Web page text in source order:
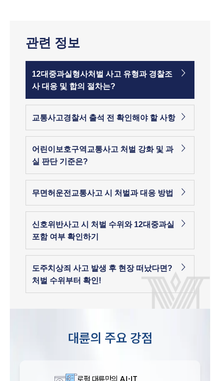
관련 정보
12대중과실형사처벌 사고 유형과 경찰조
사 대응 및 합의 절차는?
교통사고경찰서 출석 전 확인해야 할 사항
어린이보호구역교통사고 처벌 강화 및 과
실 판단 기준은?
무면허운전교통사고 시 처벌과 대응 방법
신호위반사고 시 처벌 수위와 12대중과실
포함 여부 확인하기
도주치상죄 사고 발생 후 현장 떠났다면?
처벌 수위부터 확인!
대륜의 주요 강점